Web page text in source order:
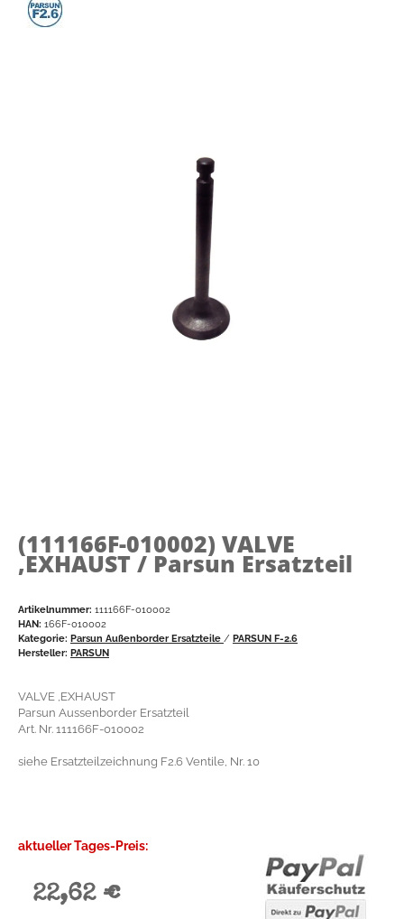
(111166F-010002) VALVE
,EXHAUST / Parsun Ersatzteil
Artikelnummer: 111166F-010002
HAN: 166F-010002
Kategorie: Parsun Außenborder Ersatzteile / PARSUN F-2.6
Hersteller: PARSUN
VALVE ,EXHAUST
Parsun Aussenborder Ersatzteil
Art. Nr. 111166F-010002
siehe Ersatzteilzeichnung F2.6 Ventile, Nr. 10
aktueller Tages-Preis:
22,62 €